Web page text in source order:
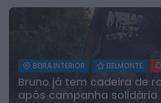
BEIRA INTERIOR BELMONTE
Bruno já tem cadeira de
após campanha solidária